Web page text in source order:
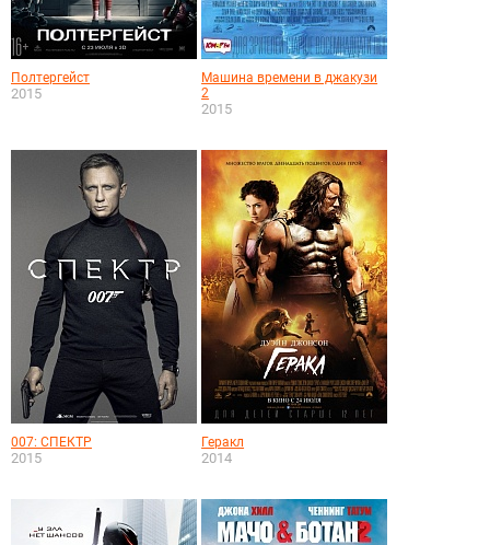
Полтергейст
2015
Машина времени в джакузи
2
2015
007: СПЕКТР
2015
Геракл
2014